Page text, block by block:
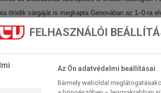
ötödik sárgáját is megkapta Genovában az 1–0-ra
viszont sérülés miatt nem léphet pályára.
tekintget. A hazaiak tízmecces veretlen sorozata
8. helyén, hogy egy esetleges győzelemmel a
rukkolhat előre. Az emilia-romagnai együttes négy
FELHASZNÁLÓI
Az Ön adatvédelmi beállításai
Bármely weboldal